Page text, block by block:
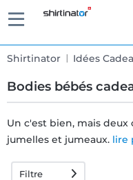
Shirtinator Idées
Bodies bébés
Livraison
rapide
Un c'est bien, mais
jumelles et jumeaux. lire
Filtre